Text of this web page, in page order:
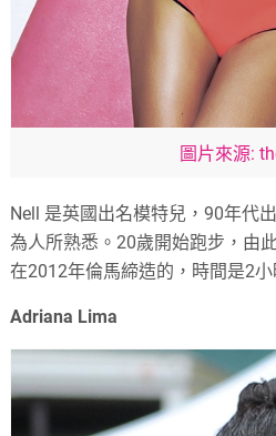
圖片來源:
Nell 是英國出名模特兒，90年代
為人所熟悉。20歲開始跑步，由
在2012年倫馬締造的，時間是2小
Adriana Lima